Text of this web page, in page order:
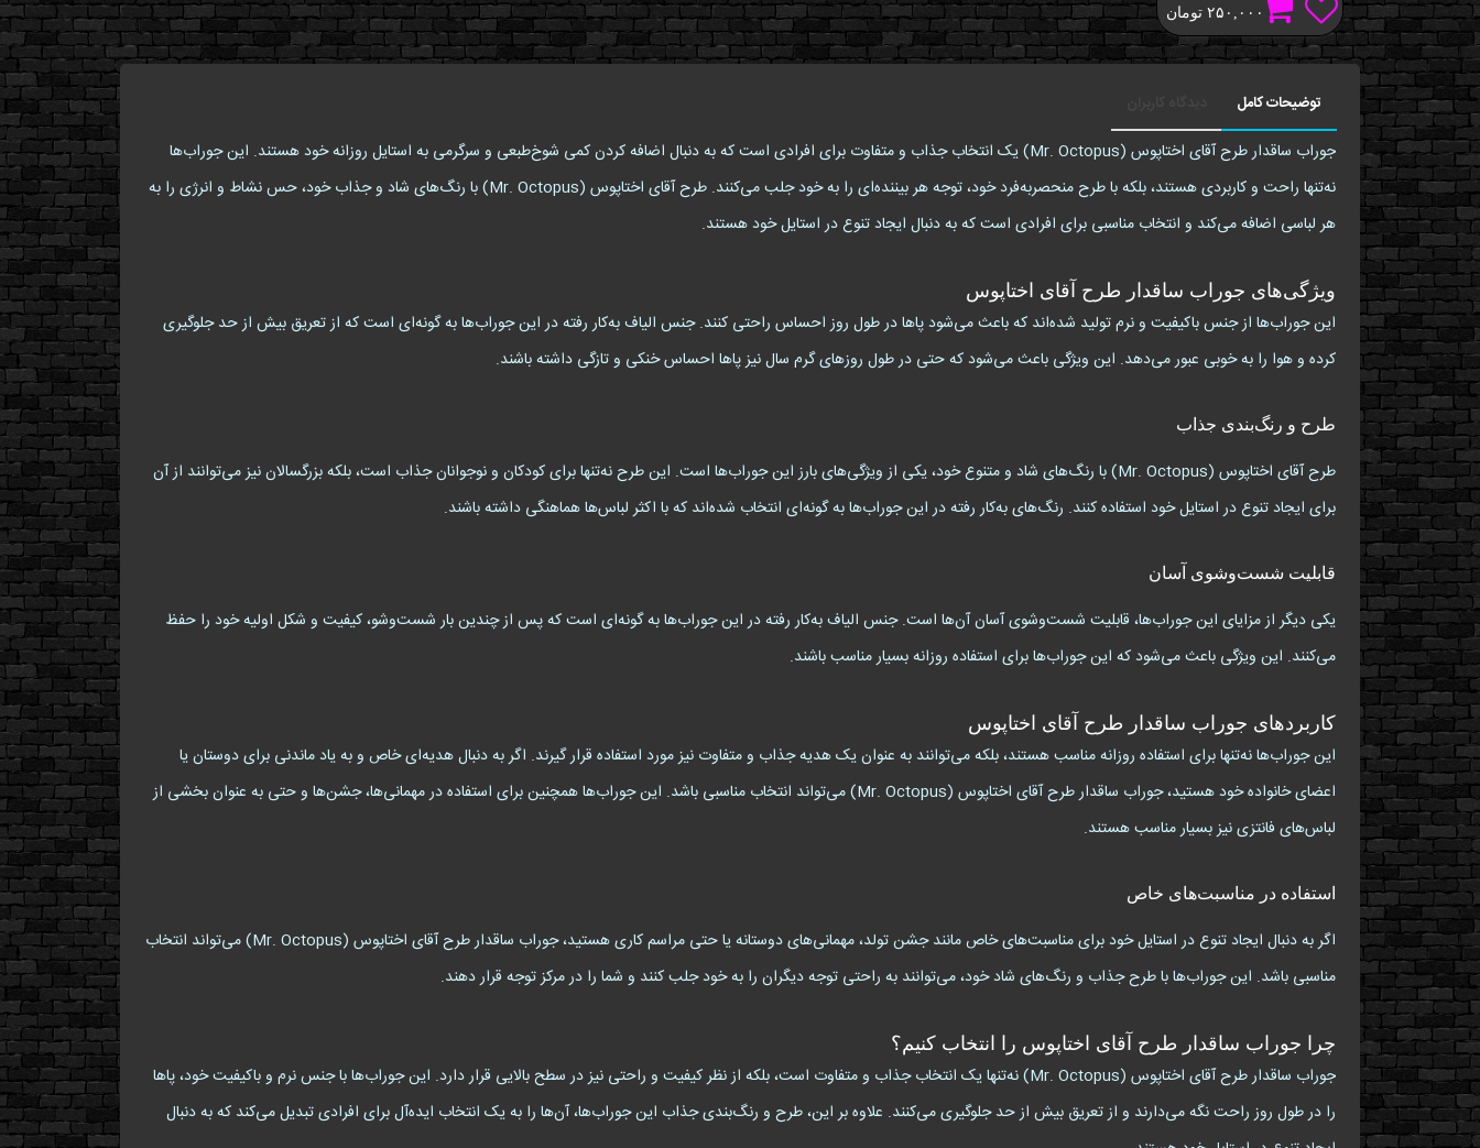
۲۵۰,۰۰۰ تومان
توضیحات کامل
جوراب ساقدار طرح آقای اختاپوس (Mr. Octopus) یک انتخاب جذاب و متفاوت برای افرادی است که به دنبال اضافه کردن کمی شوخ‌طبعی و سرگرمی به استایل روزانه خود هستند. این جوراب‌ها
نه‌تنها راحت و کاربردی هستند، بلکه با طرح منحصربه‌فرد خود، توجه هر بیننده‌ای را به خود جلب می‌کنند. طرح آقای اختاپوس (Mr. Octopus) با رنگ‌های شاد و جذاب خود، حس نشاط و انرژی را به
هر لباسی اضافه می‌کند و انتخاب مناسبی برای افرادی است که به دنبال ایجاد تنوع در استایل خود هستند.
ویژگی‌های جوراب ساقدار طرح آقای اختاپوس
این جوراب‌ها از جنس باکیفیت و نرم تولید شده‌اند که باعث می‌شود پاها در طول روز احساس راحتی کنند. جنس الیاف به‌کار رفته در این جوراب‌ها به گونه‌ای است که از تعریق بیش از حد جلوگیری
کرده و هوا را به خوبی عبور می‌دهد. این ویژگی باعث می‌شود که حتی در طول روزهای گرم سال نیز پاها احساس خنکی و تازگی داشته باشند.
طرح و رنگ‌بندی جذاب
طرح آقای اختاپوس (Mr. Octopus) با رنگ‌های شاد و متنوع خود، یکی از ویژگی‌های بارز این جوراب‌ها است. این طرح نه‌تنها برای کودکان و نوجوانان جذاب است، بلکه بزرگسالان نیز می‌توانند از آن
برای ایجاد تنوع در استایل خود استفاده کنند. رنگ‌های به‌کار رفته در این جوراب‌ها به گونه‌ای انتخاب شده‌اند که با اکثر لباس‌ها هماهنگی داشته باشند.
قابلیت شست‌وشوی آسان
یکی دیگر از مزایای این جوراب‌ها، قابلیت شست‌وشوی آسان آن‌ها است. جنس الیاف به‌کار رفته در این جوراب‌ها به گونه‌ای است که پس از چندین بار شست‌وشو، کیفیت و شکل اولیه خود را حفظ
می‌کنند. این ویژگی باعث می‌شود که این جوراب‌ها برای استفاده روزانه بسیار مناسب باشند.
کاربردهای جوراب ساقدار طرح آقای اختاپوس
این جوراب‌ها نه‌تنها برای استفاده روزانه مناسب هستند، بلکه می‌توانند به عنوان یک هدیه جذاب و متفاوت نیز مورد استفاده قرار گیرند. اگر به دنبال هدیه‌ای خاص و به یاد ماندنی برای دوستان یا
اعضای خانواده خود هستید، جوراب ساقدار طرح آقای اختاپوس (Mr. Octopus) می‌تواند انتخاب مناسبی باشد. این جوراب‌ها همچنین برای استفاده در مهمانی‌ها، جشن‌ها و حتی به عنوان بخشی از
لباس‌های فانتزی نیز بسیار مناسب هستند.
استفاده در مناسبت‌های خاص
اگر به دنبال ایجاد تنوع در استایل خود برای مناسبت‌های خاص مانند جشن تولد، مهمانی‌های دوستانه یا حتی مراسم کاری هستید، جوراب ساقدار طرح آقای اختاپوس (Mr. Octopus) می‌تواند انتخاب
مناسبی باشد. این جوراب‌ها با طرح جذاب و رنگ‌های شاد خود، می‌توانند به راحتی توجه دیگران را به خود جلب کنند و شما را در مرکز توجه قرار دهند.
چرا جوراب ساقدار طرح آقای اختاپوس را انتخاب کنیم؟
جوراب ساقدار طرح آقای اختاپوس (Mr. Octopus) نه‌تنها یک انتخاب جذاب و متفاوت است، بلکه از نظر کیفیت و راحتی نیز در سطح بالایی قرار دارد. این جوراب‌ها با جنس نرم و باکیفیت خود، پاها
را در طول روز راحت نگه می‌دارند و از تعریق بیش از حد جلوگیری می‌کنند. علاوه بر این، طرح و رنگ‌بندی جذاب این جوراب‌ها، آن‌ها را به یک انتخاب ایده‌آل برای افرادی تبدیل می‌کند که به دنبال